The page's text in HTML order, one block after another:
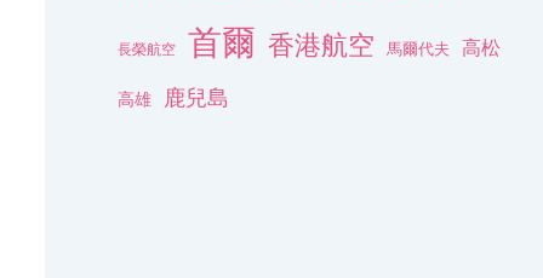
長榮航空 首爾 香港航空 馬爾代夫 高松
高雄 鹿兒島